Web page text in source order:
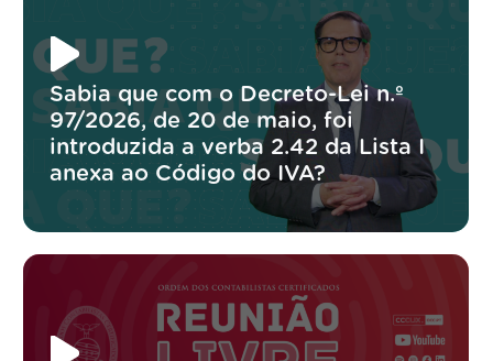
Sabia que com o Decreto-Lei n.º
97/2026, de 20 de maio, foi
introduzida a verba 2.42 da Lista I
anexa ao Código do IVA?